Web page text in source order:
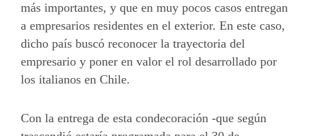
más importantes, y que en muy pocos casos entregan
a empresarios residentes en el exterior. En este caso,
dicho país buscó reconocer la trayectoria del
empresario y poner en valor el rol desarrollado por
los italianos en Chile.
Con la entrega de esta condecoración -que según